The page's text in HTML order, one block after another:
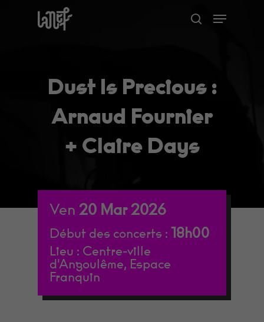
search
Menu
Dust Is Precious :
Arnaud Fournier
+ Claire Days
Ven 20 Mar 2026
Début des concerts : 18h00
Lieu : Centre-ville
d'Angoulême, Espace
Franquin